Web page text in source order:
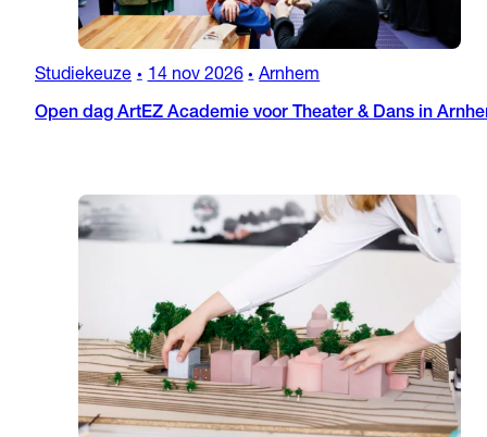
Studiekeuze • 14 nov 2026 • Arnhem
Open dag ArtEZ Academie voor Theater & Dans in